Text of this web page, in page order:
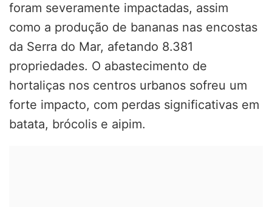
foram severamente impactadas, assim
como a produção de bananas nas encostas
da Serra do Mar, afetando 8.381
propriedades. O abastecimento de
hortaliças nos centros urbanos sofreu um
forte impacto, com perdas significativas em
batata, brócolis e aipim.